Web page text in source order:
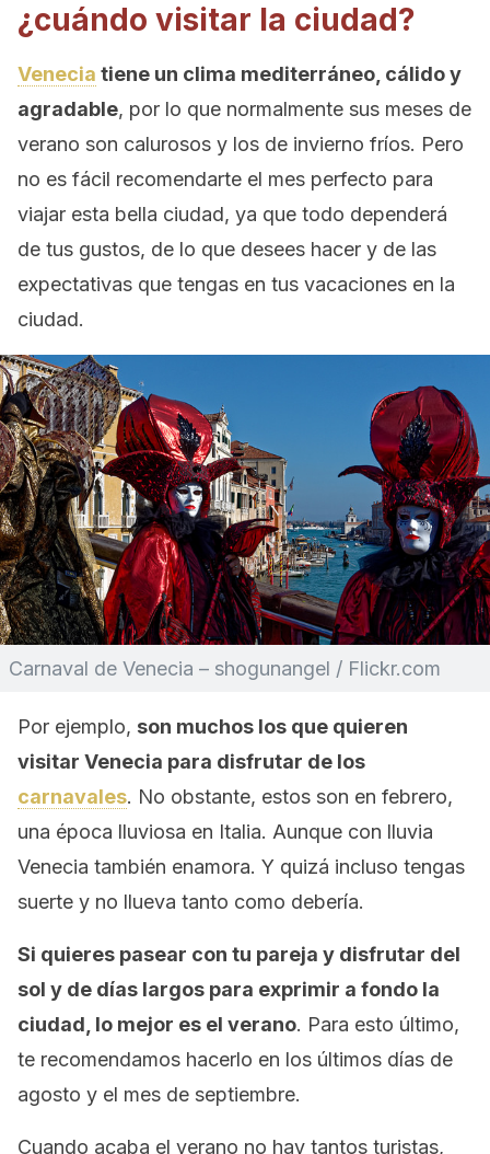
¿cuándo visitar la ciudad?
Venecia tiene un clima mediterráneo, cálido y
agradable, por lo que normalmente sus meses de
verano son calurosos y los de invierno fríos. Pero
no es fácil recomendarte el mes perfecto para
viajar esta bella ciudad, ya que todo dependerá
de tus gustos, de lo que desees hacer y de las
expectativas que tengas en tus vacaciones en la
ciudad.
Carnaval de Venecia – shogunangel / Flickr.com
Por ejemplo, son muchos los que quieren
visitar Venecia para disfrutar de los
carnavales. No obstante, estos son en febrero,
una época lluviosa en Italia. Aunque con lluvia
Venecia también enamora. Y quizá incluso tengas
suerte y no llueva tanto como debería.
Si quieres pasear con tu pareja y disfrutar del
sol y de días largos para exprimir a fondo la
ciudad, lo mejor es el verano. Para esto último,
te recomendamos hacerlo en los últimos días de
agosto y el mes de septiembre.
Cuando acaba el verano no hay tantos turistas,